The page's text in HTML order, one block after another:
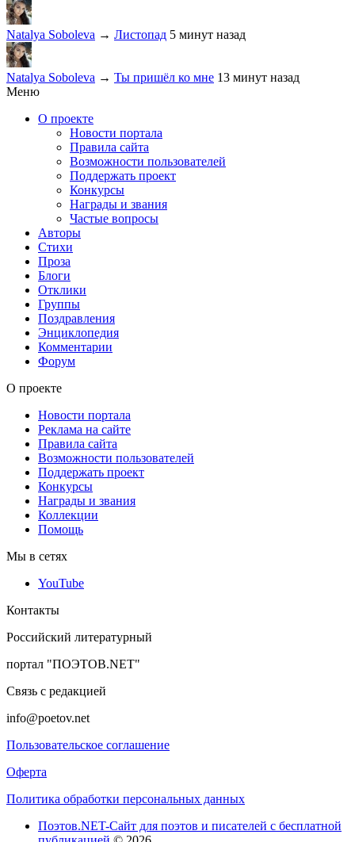
Natalya Soboleva → Листопад 5 минут назад
Natalya Soboleva → Ты пришёл ко мне 13 минут назад
Меню
О проекте
Новости портала
Правила сайта
Возможности пользователей
Поддержать проект
Конкурсы
Награды и звания
Частые вопросы
Авторы
Стихи
Проза
Блоги
Отклики
Группы
Поздравления
Энциклопедия
Комментарии
Форум
О проекте
Новости портала
Реклама на сайте
Правила сайта
Возможности пользователей
Поддержать проект
Конкурсы
Награды и звания
Коллекции
Помощь
Мы в сетях
YouTube
Контакты
Российский литературный
портал "ПОЭТОВ.NET"
Связь с редакцией
info@poetov.net
Пользовательское соглашение
Оферта
Политика обработки персональных данных
Поэтов.NET-Сайт для поэтов и писателей с бесплатной